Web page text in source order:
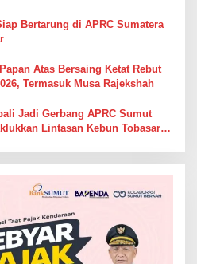
Bertarung di APRC Sumatera
Atas Bersaing Ketat Rebut
Termasuk Musa Rajekshah
Jadi Gerbang APRC Sumut
Lintasan Kebun Tobasari